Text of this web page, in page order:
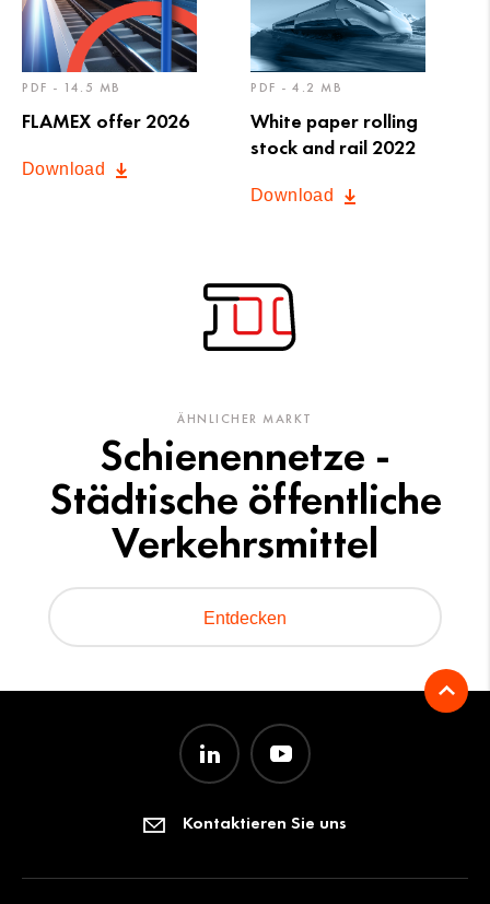
PDF - 14.5 MB
FLAMEX offer 2026
Download
PDF - 4.2 MB
White paper rolling
stock and rail 2022
Download
ÄHNLICHER MARKT
Schienennetze -
Städtische öffentliche
Verkehrsmittel
Entdecken
Kontaktieren Sie uns